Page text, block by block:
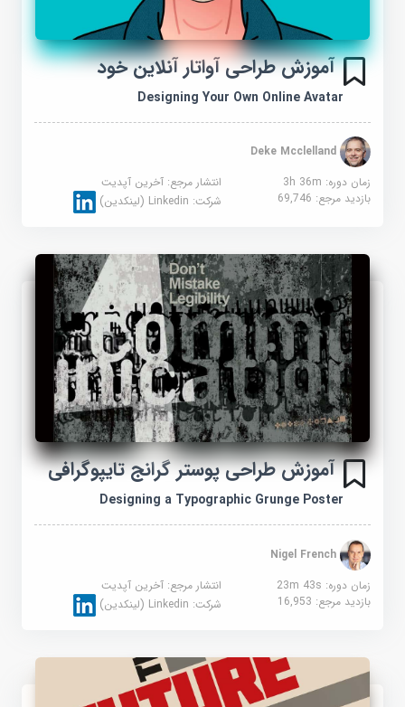
آموزش طراحی آواتار آنلاین خود
Designing Your Own Online Avatar
Deke Mcclelland
زمان دوره: 3h 36m
انتشار مرجع:آخرین آپدیت
بازدید مرجع:69,746 شرکت:Linkedin (لینکدین)
آموزش طراحی پوستر گرانج تایپوگرافی
Designing a Typographic Grunge Poster
Nigel French
زمان دوره: 23m 43s
انتشار مرجع:آخرین آپدیت
بازدید مرجع:16,953 شرکت:Linkedin (لینکدین)